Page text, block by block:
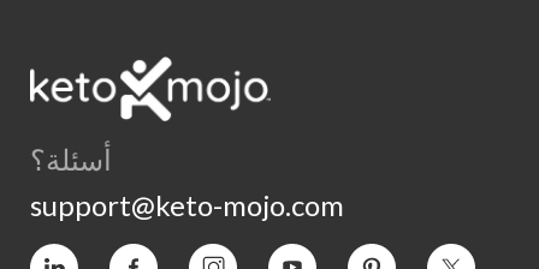
أسئلة؟
support@keto-mojo.com